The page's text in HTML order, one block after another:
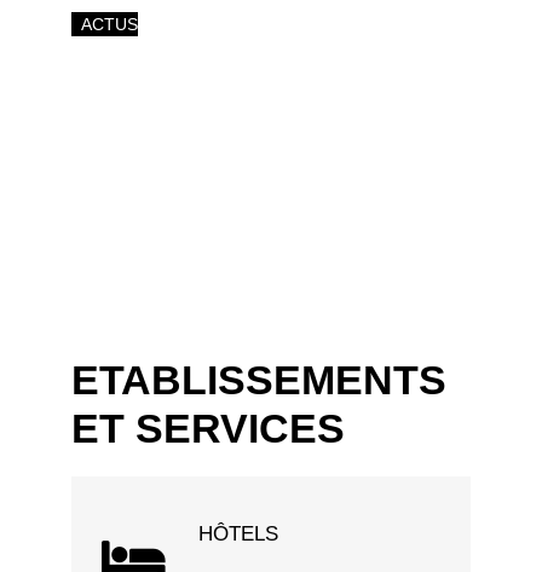
ACTUS
ETABLISSEMENTS
ET SERVICES
HÔTELS